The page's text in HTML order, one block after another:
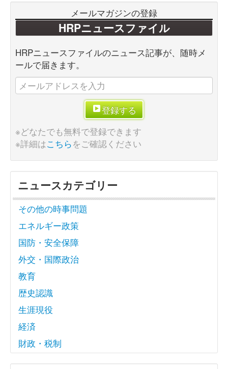
メールマガジンの登録
HRPニュースファイル
HRPニュースファイルのニュース記事が、随時メ
ールで届きます。
登録する
※どなたでも無料で登録できます
※詳細はこちらをご確認ください
ニュースカテゴリー
その他の時事問題
エネルギー政策
国防・安全保障
外交・国際政治
教育
歴史認識
生涯現役
経済
財政・税制